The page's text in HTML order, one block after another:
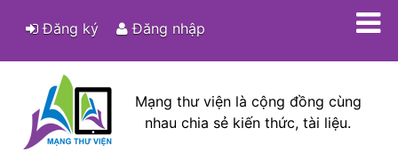
Đăng ký Đăng nhập
Mạng thư viện là cộng đồng cùng
nhau chia sẻ kiến thức, tài liệu.